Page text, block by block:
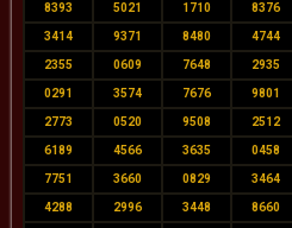
8393 5021 1710 8376
3414 9371 8480 4744
2355 0609 7648 2935
0291 3574 7676 9801
2773 0520 9508 2512
6189 4566 3635 0458
7751 3660 0829 3464
4288 2996 3448 8660